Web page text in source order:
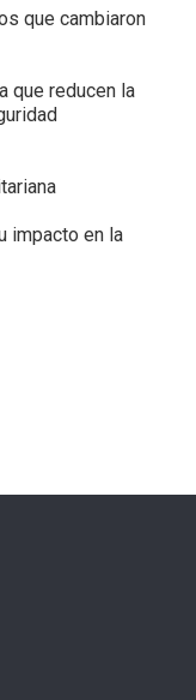
que cambiaron
que reducen la
impacto en la